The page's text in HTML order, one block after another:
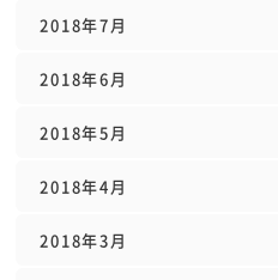
2018年7月
2018年6月
2018年5月
2018年4月
2018年3月